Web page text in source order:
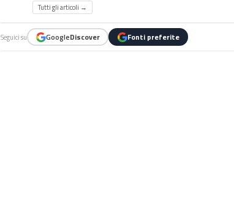
Tutti gli articoli →
Seguici su GoogleDiscover Fonti preferite